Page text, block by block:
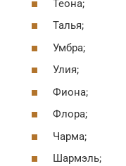
Теона;
Талья;
Умбра;
Улия;
Фиона;
Флора;
Чарма;
Шармэль;